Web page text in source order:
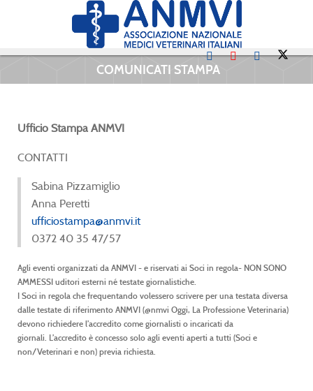
COMUNICATI STAMPA
Ufficio Stampa ANMVI
CONTATTI
Sabina Pizzamiglio
Anna Peretti
ufficiostampa@anmvi.it
0372 40 35 47/57
Agli eventi organizzati da ANMVI - e riservati ai Soci in regola- NON SONO
AMMESSI uditori esterni né testate giornalistiche.
I Soci in regola che frequentando volessero scrivere per una testata diversa
dalle testate di riferimento ANMVI (@nmvi Oggi, La Professione Veterinaria)
devono richiedere l’accredito come giornalisti o incaricati da
giornali. L’accredito è concesso solo agli eventi aperti a tutti (Soci e
non/Veterinari e non) previa richiesta.